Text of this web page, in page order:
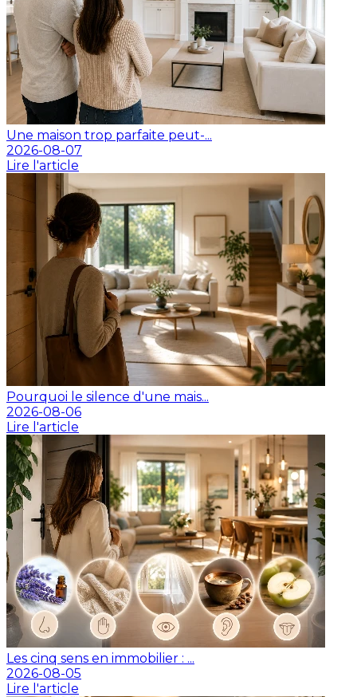
Une maison trop parfaite peut-...
2026-08-07
Lire l'article
Pourquoi le silence d'une mais...
2026-08-06
Lire l'article
Les cinq sens en immobilier : ...
2026-08-05
Lire l'article